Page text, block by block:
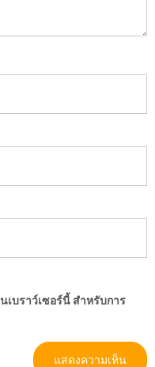
บราว์เซอร์นี้ สำหรับการ